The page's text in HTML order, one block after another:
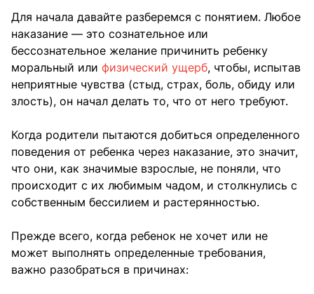
Для начала давайте разберемся с понятием. Любое
наказание — это сознательное или
бессознательное желание причинить ребенку
моральный или физический ущерб, чтобы, испытав
неприятные чувства (стыд, страх, боль, обиду или
злость), он начал делать то, что от него требуют.
Когда родители пытаются добиться определенного
поведения от ребенка через наказание, это значит,
что они, как значимые взрослые, не поняли, что
происходит с их любимым чадом, и столкнулись с
собственным бессилием и растерянностью.
Прежде всего, когда ребенок не хочет или не
может выполнять определенные требования,
важно разобраться в причинах: